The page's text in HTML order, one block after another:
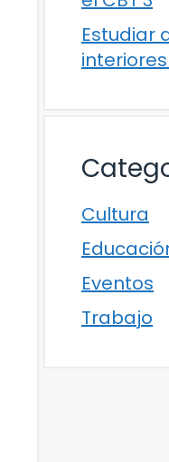
Estudiar
Cultura
Eventos
Trabajo